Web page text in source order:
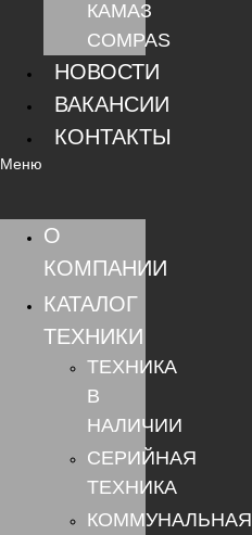
КАМАЗ
COMPAS
НОВОСТИ
ВАКАНСИИ
КОНТАКТЫ
Меню
О
КОМПАНИИ
КАТАЛОГ
ТЕХНИКИ
ТЕХНИКА
В
НАЛИЧИИ
СЕРИЙНАЯ
ТЕХНИКА
КОММУНАЛЬНАЯ